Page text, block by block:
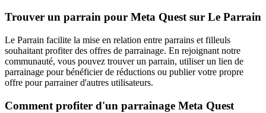
Trouver un parrain pour Meta Quest sur Le Parrain
Le Parrain facilite la mise en relation entre parrains et filleuls
souhaitant profiter des offres de parrainage. En rejoignant notre
communauté, vous pouvez trouver un parrain, utiliser un lien de
parrainage pour bénéficier de réductions ou publier votre propre
offre pour parrainer d'autres utilisateurs.
Comment profiter d'un parrainage Meta Quest